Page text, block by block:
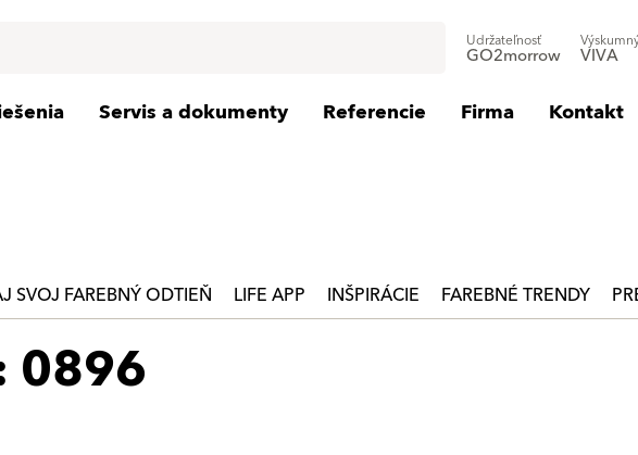
Udržateľnosť
GO2morrow VIVA
Servis a dokumenty Referencie Firma Kontakt
SVOJ FAREBNÝ ODTIEŇ LIFE APP INŠPIRÁCIE FAREBNÉ TRENDY
0896